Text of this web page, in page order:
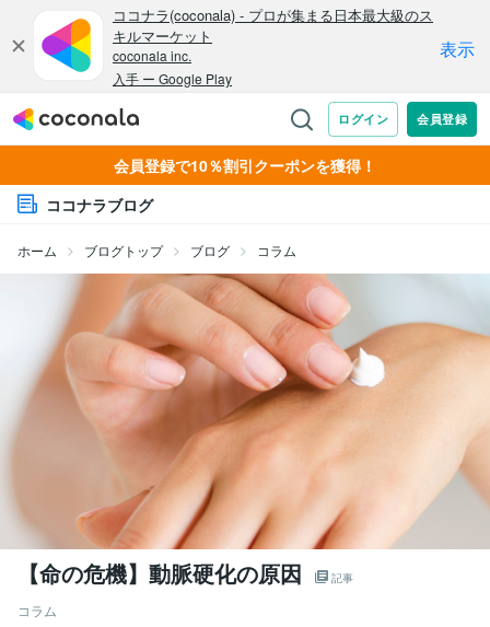
会員登録で10％割引クーポンを獲得！
ココナラブログ
ホーム ブログトップ ブログ コラム
【命の危機】動脈硬化の原因 記事
コラム